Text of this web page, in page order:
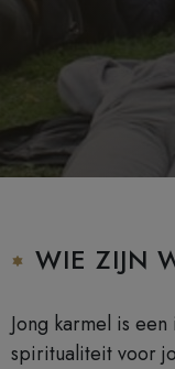
WIE ZIJN
Jong karmel is
spiritualiteit voor